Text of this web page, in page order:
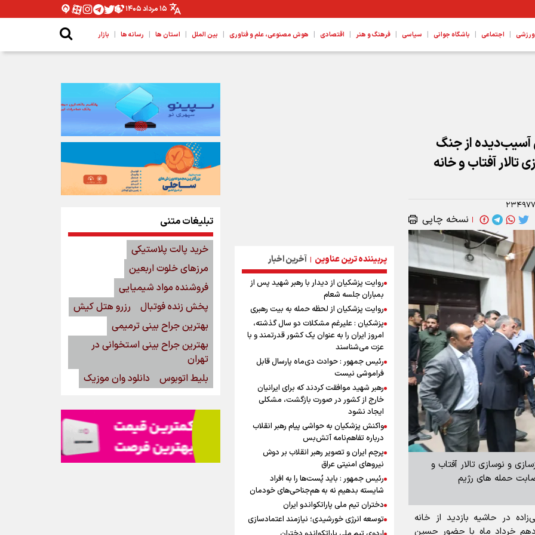
۱۵ مرداد ۱۴۰۵
ورزشی | اجتماعی | باشگاه جوانی | سیاسی | فرهنگ و هنر | اقتصادی | هوش مصنوعی، علم و فناوری | بین الملل | استان ها | رسانه ها | بازار
ها هستیم
آسیب‌دیده از جنگ
تالار آفتاب و خانه
| نسخه چاپی
و نوسازی تالار آفتاب و
حمله های رژیم
در حاشیه بازدید از خانه
خرداد ماه با حضور حسین
پربیننده ترین عناوین | آخرین اخبار
روایت پزشکیان از دیدار با رهبر شهید پس از
بمباران جلسه شعام
روایت پزشکیان از لحظه حمله به بیت رهبری
پزشکیان : علیرغم مشکلات دو سال گذشته،
امروز ایران را به عنوان یک کشور قدرتمند و با
عزت می‌شناسند
رئیس جمهور : حوادث دی‌ماه پارسال قابل
فراموشی نیست
رهبر شهید موافقت کردند که برای ایرانیان
خارج از کشور در صورت بازگشت، مشکلی
ایجاد نشود
واکنش پزشکیان به حواشی پیام رهبر انقلاب
درباره تفاهم‌نامه آتش‌بس
پرچم ایران و تصویر رهبر انقلاب بر دوش
نیروهای امنیتی عراق
رئیس جمهور : باید پُست‌ها را به افراد
شایسته بدهیم نه به هم‌جناحی‌های خودمان
دختران تیم ملی پاراتکواندو ایران
توسعه انرژی خورشیدی؛ نیازمند اعتمادسازی
تبلیغات متنی
خرید پالت پلاستیکی
مرزهای خلوت اربعین
فروشنده مواد شیمیایی
پخش زنده فوتبال
رزرو هتل کیش
بهترین جراح بینی ترمیمی
بهترین جراح بینی استخوانی در
تهران
بلیط اتوبوس
دانلود وان موزیک